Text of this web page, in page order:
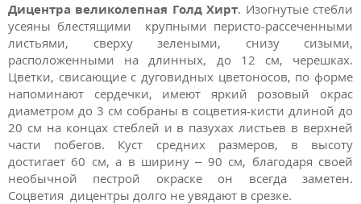
Дицентра великолепная Голд Хирт. Изогнутые стебли
усеяны блестящими крупными перисто-рассеченными
листьями, сверху зелеными, снизу сизыми,
расположенными на длинных, до 12 см, черешках.
Цветки, свисающие с дуговидных цветоносов, по форме
напоминают сердечки, имеют яркий розовый окрас
диаметром до 3 см собраны в соцветия-кисти длиной до
20 см на концах стеблей и в пазухах листьев в верхней
части побегов. Куст средних размеров, в высоту
достигает 60 см, а в ширину – 90 см, благодаря своей
необычной пестрой окраске он всегда заметен.
Соцветия дицентры долго не увядают в срезке.